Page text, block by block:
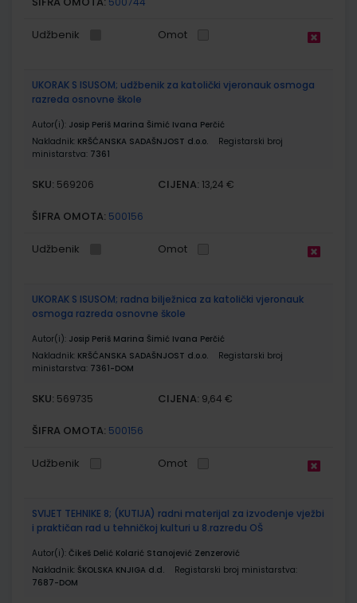
Udžbenik Omot
UKORAK S ISUSOM; udžbenik za katolički vjeronauk osmoga
razreda osnovne škole
Autor(i): Josip Periš Marina Šimić Ivana Perčić
Nakladnik: KRŠĆANSKA SADAŠNJOST d.o.o.
Registarski broj
ministarstva: 7361
SKU: 569206 CIJENA: 13,24 €
ŠIFRA OMOTA: 500156
Udžbenik Omot
UKORAK S ISUSOM; radna bilježnica za katolički vjeronauk
osmoga razreda osnovne škole
Autor(i): Josip Periš Marina Šimić Ivana Perčić
Nakladnik: KRŠĆANSKA SADAŠNJOST d.o.o.
Registarski broj
ministarstva: 7361-DOM
SKU: 569735 CIJENA: 9,64 €
ŠIFRA OMOTA: 500156
Udžbenik Omot
SVIJET TEHNIKE 8; (KUTIJA) radni materijal za izvođenje vježbi
i praktičan rad u tehničkoj kulturi u 8.razredu OŠ
Autor(i): Čikeš Delić Kolarić Stanojević Zenzerović
Nakladnik: ŠKOLSKA KNJIGA d.d.
Registarski broj ministarstva:
7687-DOM